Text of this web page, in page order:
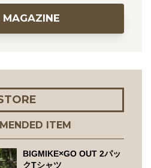
MAGAZINE
ITEM
BIGMIKE×GO OUT 2パッ
クTシャツ